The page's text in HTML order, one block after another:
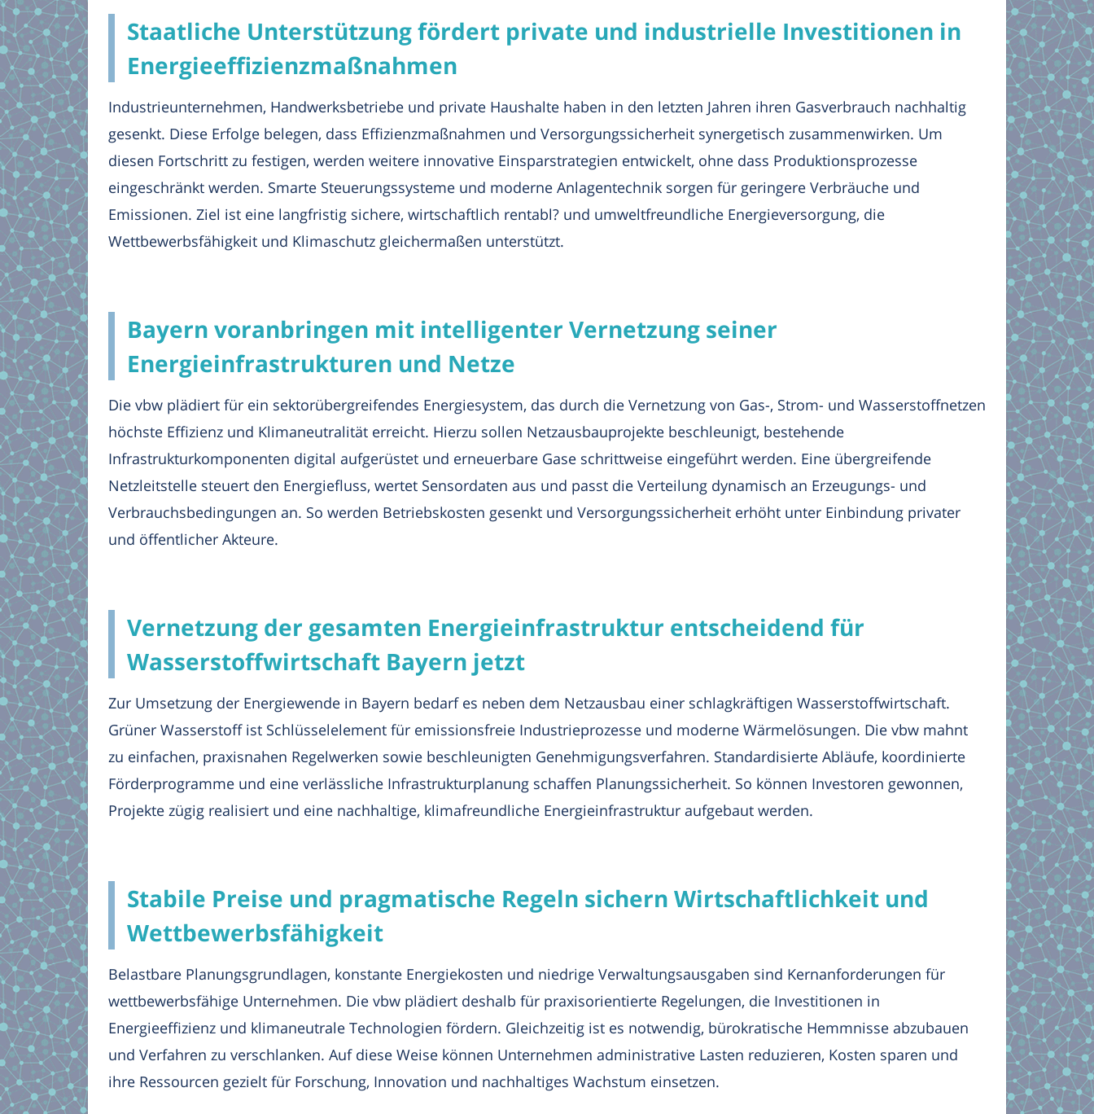
Staatliche Unterstützung fördert private und industrielle Investitionen in
Energieeffizienzmaßnahmen
Industrieunternehmen, Handwerksbetriebe und private Haushalte haben in den letzten Jahren ihren Gasverbrauch nachhaltig
gesenkt. Diese Erfolge belegen, dass Effizienzmaßnahmen und Versorgungssicherheit synergetisch zusammenwirken. Um
diesen Fortschritt zu festigen, werden weitere innovative Einsparstrategien entwickelt, ohne dass Produktionsprozesse
eingeschränkt werden. Smarte Steuerungssysteme und moderne Anlagentechnik sorgen für geringere Verbräuche und
Emissionen. Ziel ist eine langfristig sichere, wirtschaftlich rentabl? und umweltfreundliche Energieversorgung, die
Wettbewerbsfähigkeit und Klimaschutz gleichermaßen unterstützt.
Bayern voranbringen mit intelligenter Vernetzung seiner
Energieinfrastrukturen und Netze
Die vbw plädiert für ein sektorübergreifendes Energiesystem, das durch die Vernetzung von Gas-, Strom- und Wasserstoffnetzen
höchste Effizienz und Klimaneutralität erreicht. Hierzu sollen Netzausbauprojekte beschleunigt, bestehende
Infrastrukturkomponenten digital aufgerüstet und erneuerbare Gase schrittweise eingeführt werden. Eine übergreifende
Netzleitstelle steuert den Energiefluss, wertet Sensordaten aus und passt die Verteilung dynamisch an Erzeugungs- und
Verbrauchsbedingungen an. So werden Betriebskosten gesenkt und Versorgungssicherheit erhöht unter Einbindung privater
und öffentlicher Akteure.
Vernetzung der gesamten Energieinfrastruktur entscheidend für
Wasserstoffwirtschaft Bayern jetzt
Zur Umsetzung der Energiewende in Bayern bedarf es neben dem Netzausbau einer schlagkräftigen Wasserstoffwirtschaft.
Grüner Wasserstoff ist Schlüsselelement für emissionsfreie Industrieprozesse und moderne Wärmelösungen. Die vbw mahnt
zu einfachen, praxisnahen Regelwerken sowie beschleunigten Genehmigungsverfahren. Standardisierte Abläufe, koordinierte
Förderprogramme und eine verlässliche Infrastrukturplanung schaffen Planungssicherheit. So können Investoren gewonnen,
Projekte zügig realisiert und eine nachhaltige, klimafreundliche Energieinfrastruktur aufgebaut werden.
Stabile Preise und pragmatische Regeln sichern Wirtschaftlichkeit und
Wettbewerbsfähigkeit
Belastbare Planungsgrundlagen, konstante Energiekosten und niedrige Verwaltungsausgaben sind Kernanforderungen für
wettbewerbsfähige Unternehmen. Die vbw plädiert deshalb für praxisorientierte Regelungen, die Investitionen in
Energieeffizienz und klimaneutrale Technologien fördern. Gleichzeitig ist es notwendig, bürokratische Hemmnisse abzubauen
und Verfahren zu verschlanken. Auf diese Weise können Unternehmen administrative Lasten reduzieren, Kosten sparen und
ihre Ressourcen gezielt für Forschung, Innovation und nachhaltiges Wachstum einsetzen.